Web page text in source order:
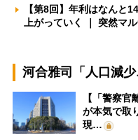
【第8回】年利はなんと
上がっていく ｜ 突然マ
河合雅司「人口減少
【「警察
が本気で取
現…